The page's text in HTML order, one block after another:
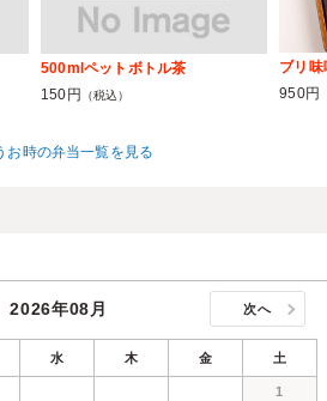
500mlペットボトル茶
150円 （税込）
ブリ味
950円
お時の弁当一覧を見る
2026年08月 次へ
水 木 金 土
1